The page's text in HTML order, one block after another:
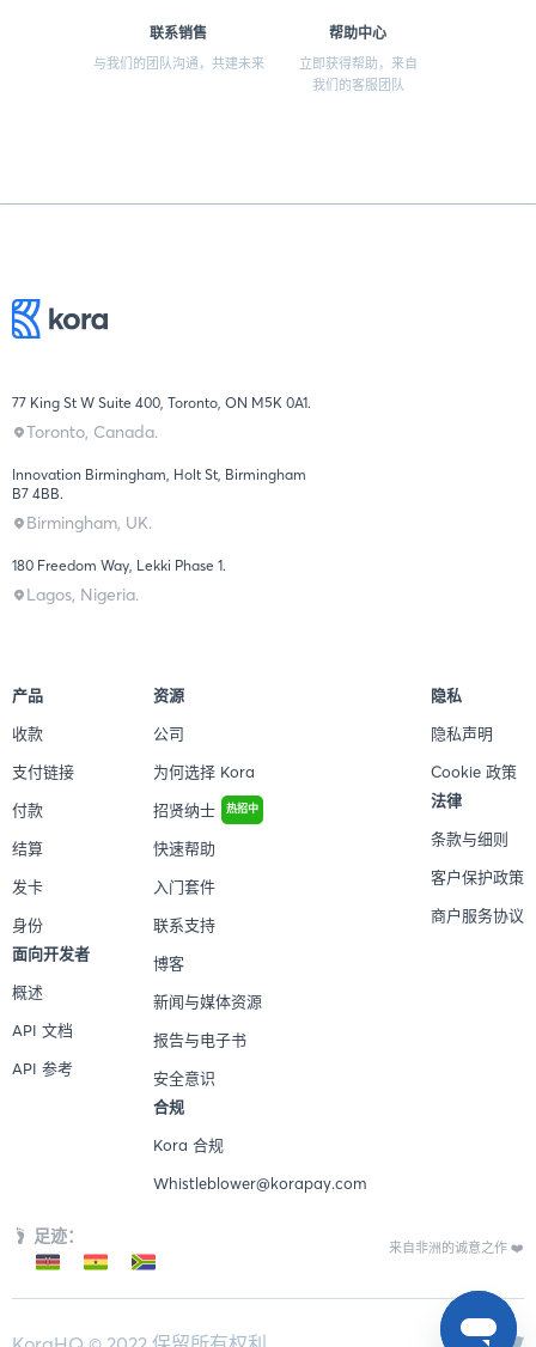
联系销售
与我们的团队沟通，共建未来
帮助中心
立即获得帮助，来自
我们的客服团队
77 King St W Suite 400, Toronto, ON M5K 0A1.
Toronto, Canada.
Innovation Birmingham, Holt St, Birmingham
B7 4BB.
Birmingham, UK.
180 Freedom Way, Lekki Phase 1.
Lagos, Nigeria.
产品
收款
支付链接
付款
结算
发卡
身份
面向开发者
概述
API 文档
API 参考
资源
公司
为何选择 Kora
招贤纳士
热招中
快速帮助
入门套件
联系支持
博客
新闻与媒体资源
报告与电子书
安全意识
合规
Kora 合规
Whistleblower@korapay.com
隐私
隐私声明
Cookie 政策
法律
条款与细则
客户保护政策
商户服务协议
足迹：
来自非洲的诚意之作 ❤️